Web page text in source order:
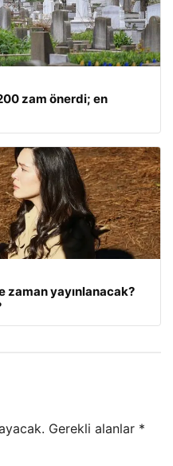
zam önerdi; en
zaman yayınlanacak?
Gerekli alanlar *